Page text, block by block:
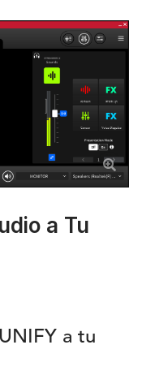
a Tu
a tu